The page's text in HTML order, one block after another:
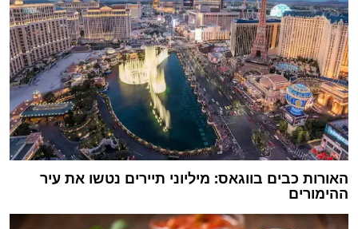
האורות כבים בווגאס: מיליוני תיירים נטשו את עיר
ההימורים